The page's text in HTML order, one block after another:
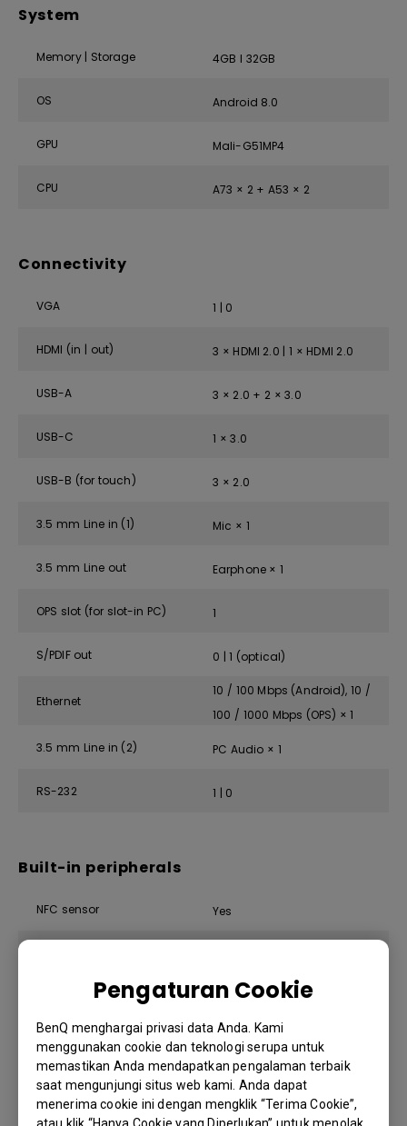
Pengaturan Cookie
BenQ menghargai privasi data Anda. Kami
menggunakan cookie dan teknologi serupa untuk
memastikan Anda mendapatkan pengalaman terbaik
saat mengunjungi situs web kami. Anda dapat
menerima cookie ini dengan mengklik “Terima Cookie”,
System
Memory | Storage 4GB I 32GB
OS Android 8.0
GPU Mali-G51MP4
CPU A73 × 2 + A53 × 2
Connectivity
VGA 1 | 0
HDMI (in | out) 3 × HDMI 2.0 | 1 × HDMI 2.0
USB-A 3 × 2.0 + 2 × 3.0
USB-C 1 × 3.0
USB-B (for touch) 3 × 2.0
3.5 mm Line in (1) Mic × 1
3.5 mm Line out Earphone × 1
OPS slot (for slot-in PC) 1
S/PDIF out 0 | 1 (optical)
Ethernet
10 / 100 Mbps (Android), 10 /
100 / 1000 Mbps (OPS) × 1
3.5 mm Line in (2) PC Audio × 1
RS-232 1 | 0
Built-in peripherals
NFC sensor Yes
Microphone 8 (Max. pickup range 8m)
2 × 16 W
Air sensor TVOC